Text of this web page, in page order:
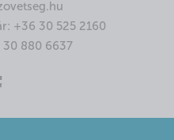
+36 30 525 2160
30 880 6637